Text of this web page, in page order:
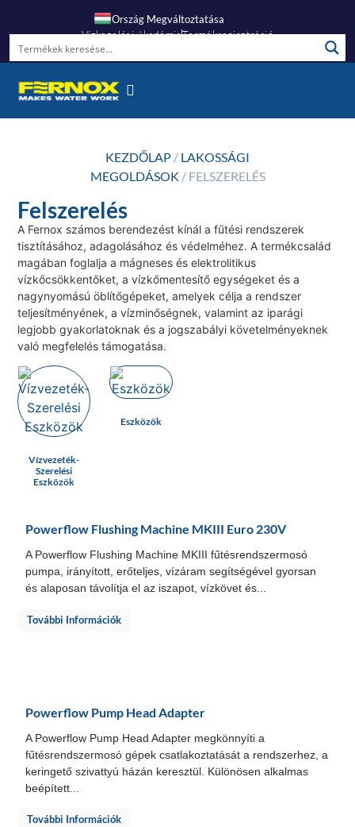
Ország Megváltoztatása
Vízkezelési AkadémiaTermékregisztráció
KEZDŐLAP / LAKOSSÁGI
MEGOLDÁSOK / FELSZERELÉS
Felszerelés
A Fernox számos berendezést kínál a fűtési rendszerek
tisztításához, adagolásához és védelméhez. A termékcsalád
magában foglalja a mágneses és elektrolitikus
vízkőcsökkentőket, a vízkőmentesítő egységeket és a
nagynyomású öblítőgépeket, amelyek célja a rendszer
teljesítményének, a vízminőségnek, valamint az iparági
legjobb gyakorlatoknak és a jogszabályi követelményeknek
való megfelelés támogatása.
Vízvezeték-
Szerelési
Eszközök
Eszközök
Powerflow Flushing Machine MKIII Euro 230V
A Powerflow Flushing Machine MKIII fűtésrendszermosó
pumpa, irányított, erőteljes, vízáram segítségével gyorsan
és alaposan távolítja el az iszapot, vízkövet és...
További Információk
Powerflow Pump Head Adapter
A Powerflow Pump Head Adapter megkönnyíti a
fűtésrendszermosó gépek csatlakoztatását a rendszerhez, a
keringető szivattyú házán keresztül. Különösen alkalmas
beépített...
További Információk